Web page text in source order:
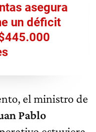
asegura
un déficit
el ministro de
Pablo